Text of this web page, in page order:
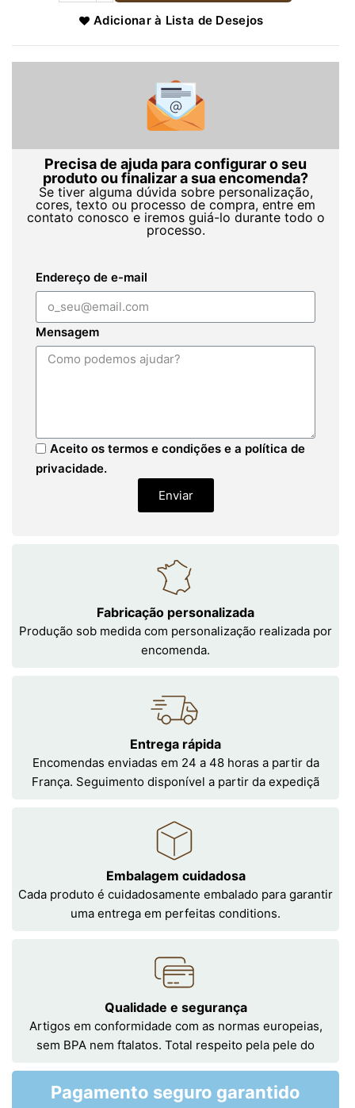
Adicionar à Lista de Desejos
Precisa de ajuda para configurar o seu
produto ou finalizar a sua encomenda?
Se tiver alguma dúvida sobre personalização,
cores, texto ou processo de compra, entre em
contato conosco e iremos guiá-lo durante todo o
processo.
Endereço de e-mail
Mensagem
Aceito os termos e condições e a política de
privacidade.
Enviar
Fabricação personalizada
Produção sob medida com personalização realizada por
encomenda.
Entrega rápida
Encomendas enviadas em 24 a 48 horas a partir da
França. Seguimento disponível a partir da expediçã
Embalagem cuidadosa
Cada produto é cuidadosamente embalado para garantir
uma entrega em perfeitas conditions.
Qualidade e segurança
Artigos em conformidade com as normas europeias,
sem BPA nem ftalatos. Total respeito pela pele do
Pagamento seguro garantido